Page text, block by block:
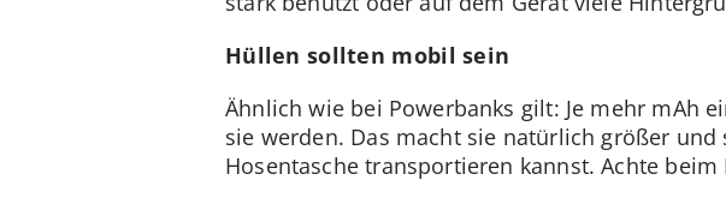
Hüllen sollten mobil sein
Ähnlich wie bei Powerbanks gilt: Je mehr mAh
sie werden. Das macht sie natürlich größer
Hosentasche transportieren kannst. Achte